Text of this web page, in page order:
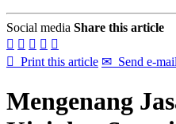
Social media Share this article
    
 Print this article ✉ Send e-mail
Mengenang